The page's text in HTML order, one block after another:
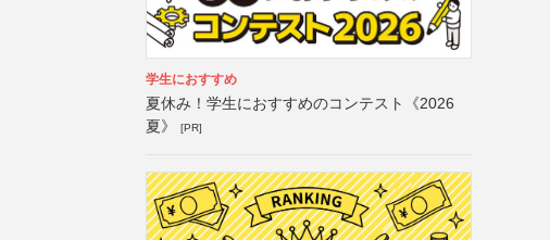
学生におすすめ
夏休み！学生におすすめのコンテスト《2026
夏》
[PR]